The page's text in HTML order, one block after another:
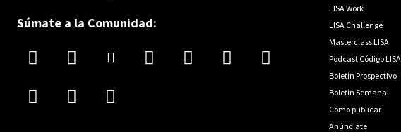
Súmate a la Comunidad:
LISA Work
LISA Challenge
Masterclass LISA
Podcast Código LISA
Boletín Prospectivo
Boletín Semanal
Cómo publicar
Anúnciate